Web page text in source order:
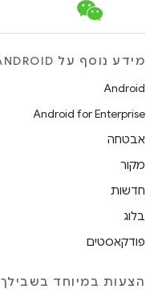
מידע נוסף על ANDROID
Android
Android for Enterprise
אבטחה
מקור
חדשות
בלוג
פודקאסטים
הצעות במיוחד בשבילך